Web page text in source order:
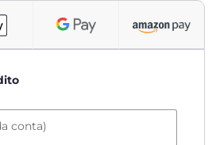
conta)